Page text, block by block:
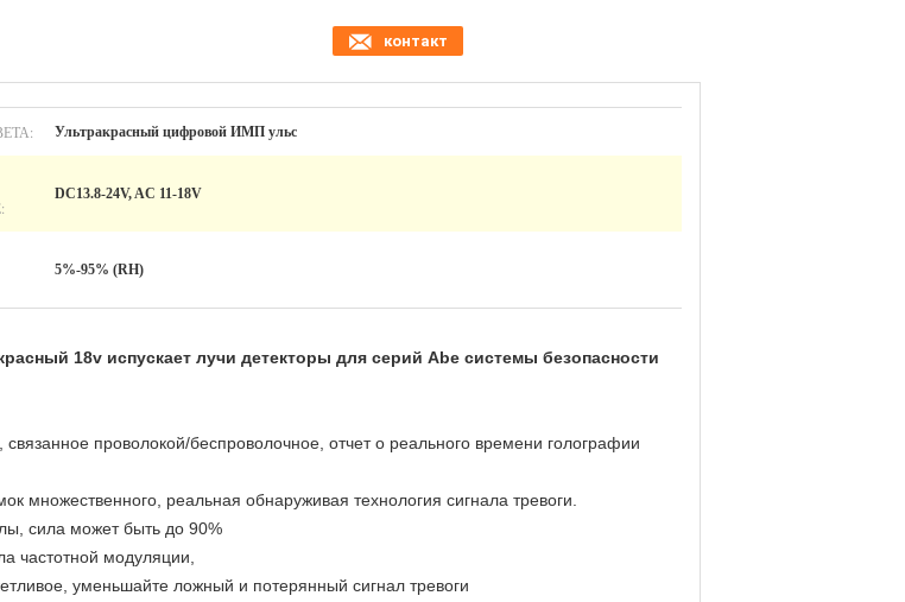
контакт
Ультракрасный цифровой ИМП ульс
DC13.8-24V, AC 11-18V
5%-95% (RH)
18v испускает лучи детекторы для серий Abe системы безопасности
проволокой/беспроволочное, отчет о реального времени голографии
множественного, реальная обнаруживая технология сигнала тревоги.
сила может быть до 90%
частотной модуляции,
уменьшайте ложный и потерянный сигнал тревоги